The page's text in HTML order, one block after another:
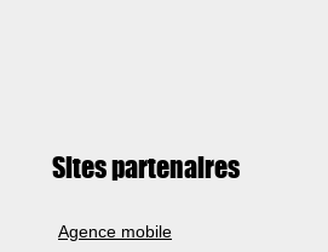
Sites partenaires
Agence mobile